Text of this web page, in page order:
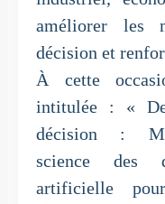
améliorer les
décision et
À cette
intitulée : «
décision :
science des
artificielle